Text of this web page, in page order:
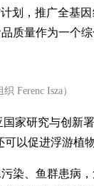
划，推广全基
质量作为一个综
Ferenc Isza）
家研究与创新
以促进浮游植
染、鱼群患病